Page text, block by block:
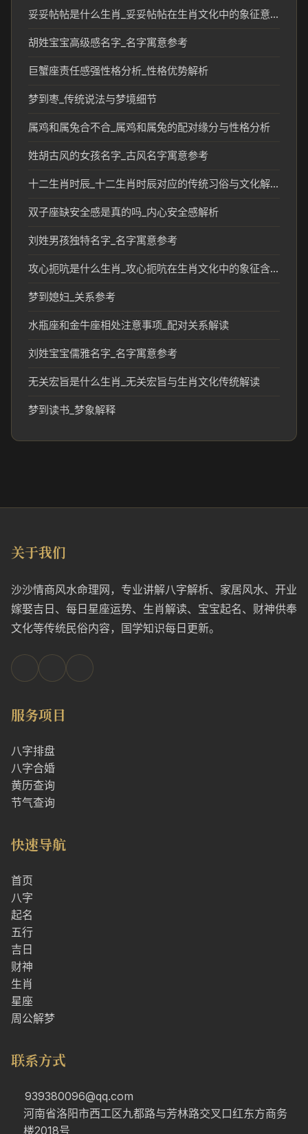
妥妥帖帖是什么生肖_妥妥帖帖在生肖文化中的象征意义
胡姓宝宝高级感名字_名字寓意参考
巨蟹座责任感强性格分析_性格优势解析
梦到枣_传统说法与梦境细节
属鸡和属兔合不合_属鸡和属兔的配对缘分与性格分析
姓胡古风的女孩名字_古风名字寓意参考
十二生肖时辰_十二生肖时辰对应的传统习俗与文化解读
双子座缺安全感是真的吗_内心安全感解析
刘姓男孩独特名字_名字寓意参考
攻心扼吭是什么生肖_攻心扼吭在生肖文化中的象征含义
梦到媳妇_关系参考
水瓶座和金牛座相处注意事项_配对关系解读
刘姓宝宝儒雅名字_名字寓意参考
无关宏旨是什么生肖_无关宏旨与生肖文化传统解读
梦到读书_梦象解释
关于我们
沙沙情商风水命理网，专业讲解八字解析、家居风水、开业
嫁娶吉日、每日星座运势、生肖解读、宝宝起名、财神供奉
文化等传统民俗内容，国学知识每日更新。
服务项目
八字排盘
八字合婚
黄历查询
节气查询
快速导航
首页
八字
起名
五行
吉日
财神
生肖
星座
周公解梦
联系方式
939380096@qq.com
河南省洛阳市西工区九都路与芳林路交叉口红东方商务
楼2018号